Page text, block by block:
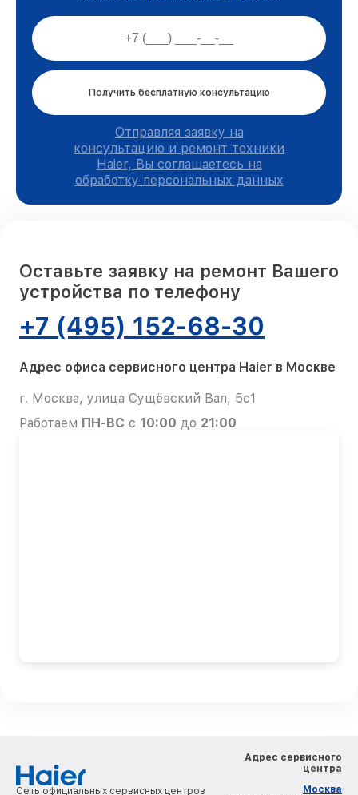
Получить бесплатную консультацию
Отправляя заявку на
консультацию и ремонт техники
Haier, Вы соглашаетесь на
обработку персональных данных
Оставьте заявку на ремонт Вашего
устройства по телефону
+7 (495) 152-68-30
Адрес офиса сервисного центра Haier в Москве
г. Москва, улица Сущёвский Вал, 5с1
Работаем ПН-ВС с 10:00 до 21:00
Сеть официальных сервисных центров
Адрес сервисного
центра
Москва